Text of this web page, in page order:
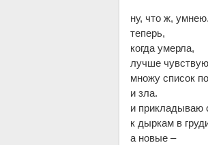
ну, что ж, умнею.
теперь,
когда умерла,
лучше
множу список
и зла.
и прикладываю
к дыркам в
а новые –